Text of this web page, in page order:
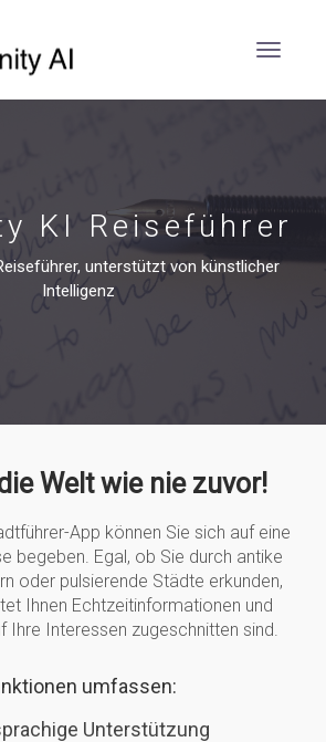
KI Reiseführer
unterstützt von künstlicher
Intelligenz
Welt wie nie zuvor!
App können Sie sich auf eine
begeben. Egal, ob Sie durch antike
oder pulsierende Städte erkunden,
Ihnen Echtzeitinformationen und
Ihre Interessen zugeschnitten sind.
umfassen:
Unterstützung